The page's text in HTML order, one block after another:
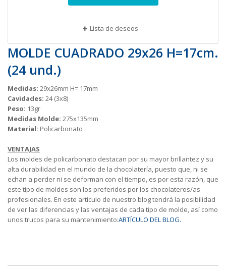
Lista de deseos
MOLDE CUADRADO 29x26 H=17cm.
(24 und.)
Medidas: 29x26mm H= 17mm
Cavidades: 24 (3x8)
Peso: 13gr
Medidas Molde: 275x135mm
Material: Policarbonato
VENTAJAS
Los moldes de policarbonato destacan por su mayor brillantez y su
alta durabilidad en el mundo de la chocolatería, puesto que, ni se
echan a perder ni se deforman con el tiempo, es por esta razón, que
este tipo de moldes son los preferidos por los chocolateros/as
profesionales. En este artículo de nuestro blog tendrá la posibilidad
de ver las diferencias y las ventajas de cada tipo de molde, así como
unos trucos para su mantenimiento:ARTÍCULO DEL BLOG.